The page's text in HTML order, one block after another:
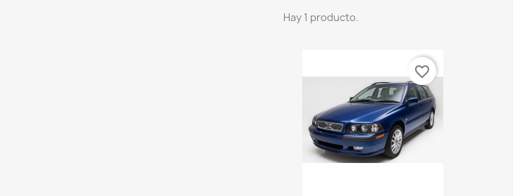
Hay 1 producto.
favorite_border